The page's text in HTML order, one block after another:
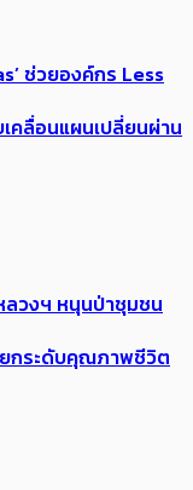
ช่วย​องค์กร​ Less
คลื่อนแผนเปลี่ยนผ่าน
ลวงฯ หนุนป่าชุมชน
กระดับคุณภาพชีวิต